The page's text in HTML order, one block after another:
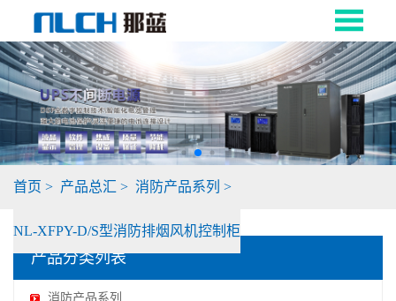
首页 > 产品总汇 > 消防产品系列 >
NL-XFPY-D/S型消防排烟风机控制柜
产品分类列表
消防产品系列